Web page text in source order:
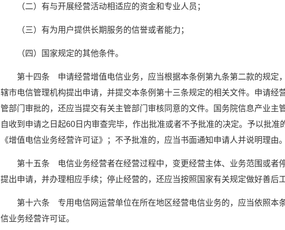
（二）有与开展经营活动相适应的资金和专业人员；
（三）有为用户提供长期服务的信誉或者能力；
（四）国家规定的其他条件。
第十四条　申请经营增值电信业务，应当根据本条例第九条第二款的规定
辖市电信管理机构提出申请，并提交本条例第十三条规定的相关文件。申请经
管部门审批的，还应当提交有关主管部门审核同意的文件。国务院信息产业主
自收到申请之日起60日内审查完毕，作出批准或者不予批准的决定。予以批
《增值电信业务经营许可证》；不予批准的，应当书面通知申请人并说明理由。
第十五条　电信业务经营者在经营过程中，变更经营主体、业务范围或者
提出申请，并办理相应手续；停止经营的，还应当按照国家有关规定做好善后工
第十六条　专用电信网运营单位在所在地区经营电信业务的，应当依照本
信业务经营许可证。